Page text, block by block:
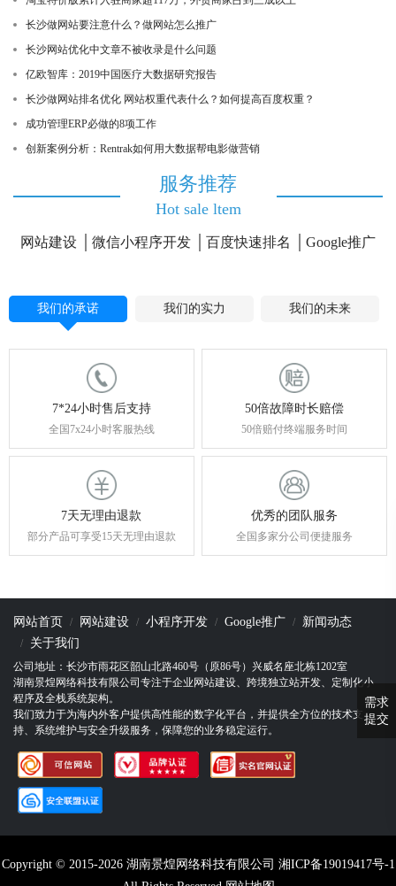
长沙做网站要注意什么？做网站怎么推广
长沙网站优化中文章不被收录是什么问题
亿欧智库：2019中国医疗大数据研究报告
长沙做网站排名优化 网站权重代表什么？如何提高百度权重？
成功管理ERP必做的8项工作
创新案例分析：Rentrak如何用大数据帮电影做营销
服务推荐
Hot sale ltem
网站建设 微信小程序开发 百度快速排名 Google推广
我们的承诺 我们的实力 我们的未来
7*24小时售后支持
全国7x24小时客服热线
50倍故障时长赔偿
50倍赔付终端服务时间
7天无理由退款
部分产品可享受15天无理由退款
优秀的团队服务
全国多家分公司便捷服务
网站首页 网站建设 小程序开发 Google推广
新闻动态
关于我们
公司地址：长沙市雨花区韶山北路460号（原86号）兴威名座北栋1202室
湖南景煌网络科技有限公司专注于企业网站建设、跨境独立站开发、定制化小
程序及全栈系统架构。
我们致力于为海内外客户提供高性能的数字化平台，并提供全方位的技术支
持、系统维护与安全升级服务，保障您的业务稳定运行。
Copyright © 2015-2026 湖南景煌网络科技有限公司 湘ICP备19019417号-1
需求
提交